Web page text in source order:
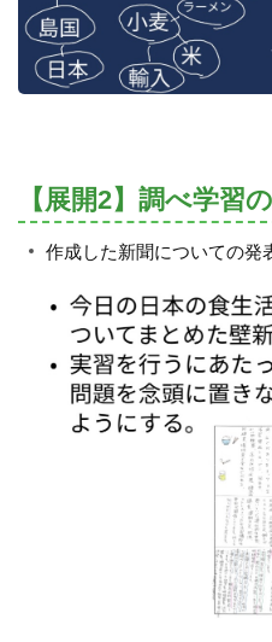
【展開2】調べ学習
作成した新聞についての発